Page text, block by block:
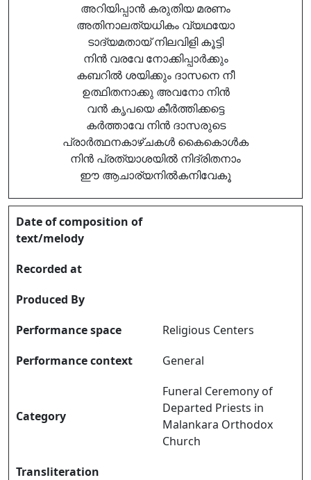
അറിയിപ്പാൻ കരുതിയ മരണം
അതിനാലത്യധികം വ്യഥയോ
ടാദ്യമതായ് നിലവിളി കൂട്ടി
നിൻ വരവേ നോക്കിപ്പാർക്കും
കബറിൽ ശയിക്കും ദാസനെ നീ
ഉത്ഥിതനാക്കു അവനോ നിൻ
വൻ കൃപയെ കീർത്തിക്കട്ടെ
കർത്താവേ നിൻ ദാസരുടെ
പ്രാർത്ഥനകാഴ്ചകൾ കൈകൊൾക
നിൻ പ്രത്യാശയിൽ നിദ്രിതനാം
ഈ ആചാര്യനിൽകനിവേകൂ
Date of composition of
text/melody
Recorded at
Produced By
Performance space
Religious Centers
Performance context
General
Category
Funeral Ceremony of
Departed Priests in
Malankara Orthodox
Church
Transliteration